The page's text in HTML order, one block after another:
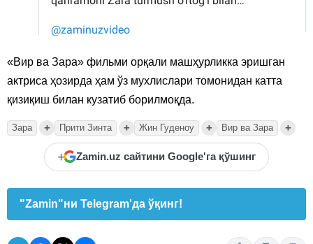
«Вир ва Зара» фильми орқали машҳурликка эришган
актриса ҳозирда ҳам ўз мухлислари томонидан катта
қизиқиш билан кузатиб борилмоқда.
Зара + Прити Зинта + Жин Гуденоу + Вир ва Зара +
+ Zamin.uz сайтини Google'га қўшинг
"Zamin"ни Telegram'да ўқинг!